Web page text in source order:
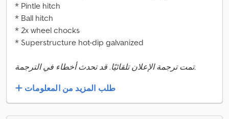
* Pintle hitch
* Ball hitch
* 2x wheel chocks
* Superstructure hot-dip galvanized
تمت ترجمة الإعلان تلقائيًا. قد تحدث أخطاء في الترجمة.
طلب المزيد من المعلومات